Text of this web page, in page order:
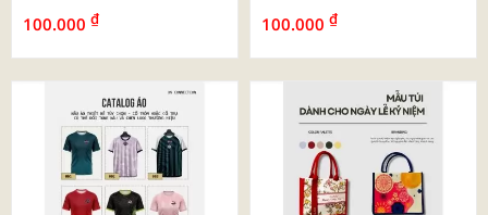
100.000 ₫
100.000 ₫